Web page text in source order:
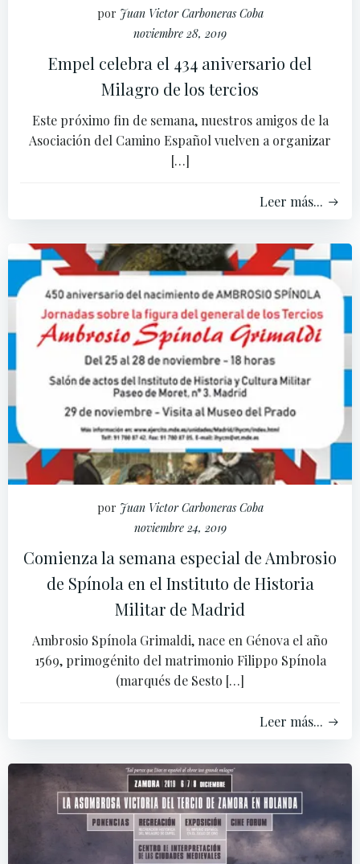
por Juan Victor Carboneras Coba
noviembre 28, 2019
Empel celebra el 434 aniversario del
Milagro de los tercios
Este próximo fin de semana, nuestros amigos de la
Asociación del Camino Español vuelven a organizar
[…]
Leer más...
por Juan Victor Carboneras Coba
noviembre 24, 2019
Comienza la semana especial de Ambrosio
de Spínola en el Instituto de Historia
Militar de Madrid
Ambrosio Spínola Grimaldi, nace en Génova el año
1569, primogénito del matrimonio Filippo Spínola
(marqués de Sesto […]
Leer más...